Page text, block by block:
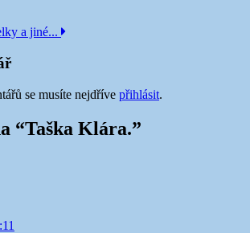
a jiné...
se musíte nejdříve přihlásit.
“Taška Klára.”